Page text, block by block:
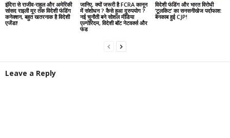
इंदिरा से राजीव-राहुल और अमेरिकी
सांसद राइली मूर तक विदेशी फंडिंग
कनेक्शन, बहुत खतरनाक है विदेशी
एजेंडा!
जानिए, क्यों जरूरी है FCRA कानून
में संशोधन ? कैसे हुआ दुरुपयोग ?
नई चुनौती बने सोशल मीडिया
एल्गोरिदम, विदेशी बॉट नेटवर्क्स और
फंड
विदेशी फंडिंग और भारत विरोधी
‘टूलकिट’ का सनसनीखेज पर्दाफाश:
बेनकाब हुई CJP!
Leave a Reply